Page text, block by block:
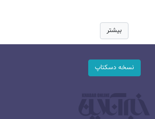
بیشتر
نسخه دسکتاپ